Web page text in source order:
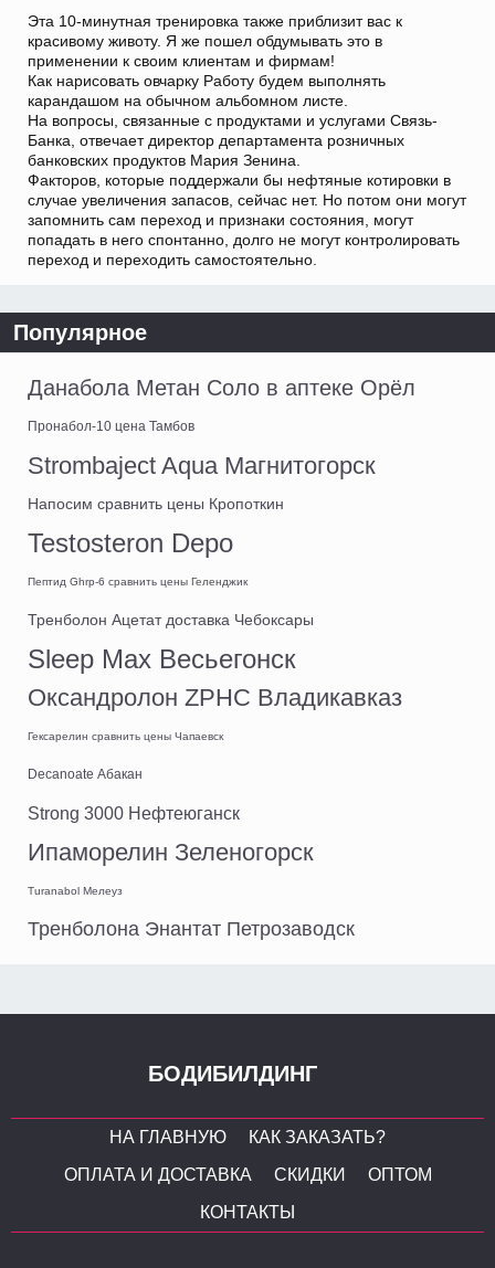
Эта 10-минутная тренировка также приблизит вас к
красивому животу. Я же пошел обдумывать это в
применении к своим клиентам и фирмам!
Как нарисовать овчарку Работу будем выполнять
карандашом на обычном альбомном листе.
На вопросы, связанные с продуктами и услугами Связь-
Банка, отвечает директор департамента розничных
банковских продуктов Мария Зенина.
Факторов, которые поддержали бы нефтяные котировки в
случае увеличения запасов, сейчас нет. Но потом они могут
запомнить сам переход и признаки состояния, могут
попадать в него спонтанно, долго не могут контролировать
переход и переходить самостоятельно.
Популярное
Данабола Метан Соло в аптеке Орёл
Пронабол-10 цена Тамбов
Strombaject Aqua Магнитогорск
Напосим сравнить цены Кропоткин
Testosteron Depo
Пептид Ghrp-6 сравнить цены Геленджик
Тренболон Ацетат доставка Чебоксары
Sleep Max Весьегонск
Оксандролон ZPHC Владикавказ
Гексарелин сравнить цены Чапаевск
Decanoate Абакан
Strong 3000 Нефтеюганск
Ипаморелин Зеленогорск
Turanabol Мелеуз
Тренболона Энантат Петрозаводск
БОДИБИЛДИНГ
НА ГЛАВНУЮ
КАК ЗАКАЗАТЬ?
ОПЛАТА И ДОСТАВКА
СКИДКИ
ОПТОМ
КОНТАКТЫ